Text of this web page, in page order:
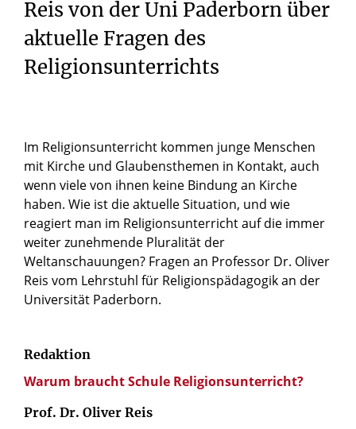
Reis von der Uni Paderborn über
aktuelle Fragen des
Religionsunterrichts
Im Religionsunterricht kommen junge Menschen
mit Kirche und Glaubensthemen in Kontakt, auch
wenn viele von ihnen keine Bindung an Kirche
haben. Wie ist die aktuelle Situation, und wie
reagiert man im Religionsunterricht auf die immer
weiter zunehmende Pluralität der
Weltanschauungen? Fragen an Professor Dr. Oliver
Reis vom Lehrstuhl für Religionspädagogik an der
Universität Paderborn.
Redaktion
Warum braucht Schule Religionsunterricht?
Prof. Dr. Oliver Reis